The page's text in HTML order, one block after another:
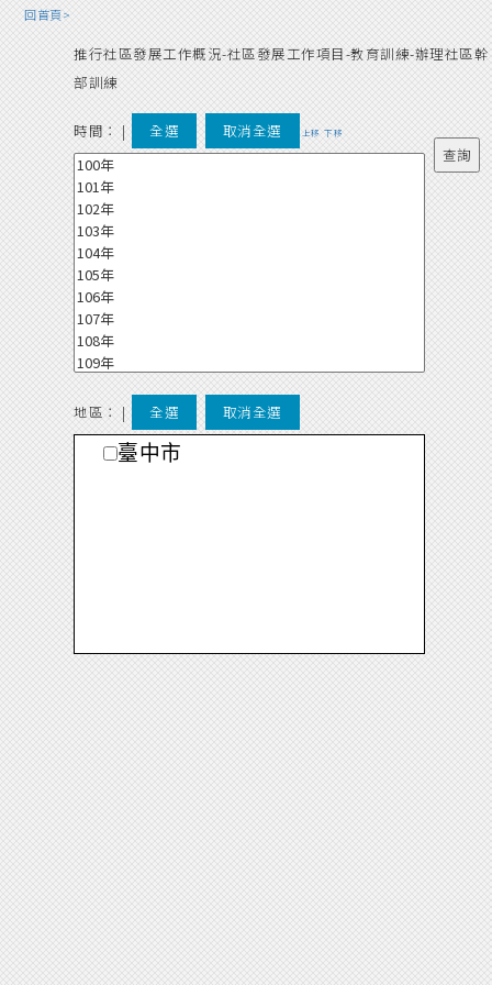
回首頁>
推行社區發展工作概況-社區發展工作項目-教育訓練-辦理社區幹
部訓練
時間： | 全選 取消全選 上移 下移
地區： | 全選 取消全選
臺中市